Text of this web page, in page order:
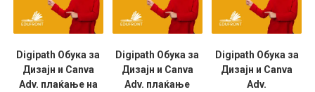
Digipath Обука за
Дизајн и Canva
Adv. плаќање на
Digipath Обука за
Дизајн и Canva
Adv. плаќање
Digipath Обука за
Дизајн и Canva
Adv.